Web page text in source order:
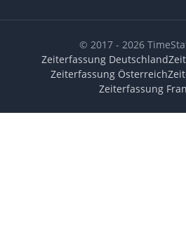
© 2017 - 2026
Zeiterfassung Deutschland
Zeiterfassung Österreich
Zeiterfassung